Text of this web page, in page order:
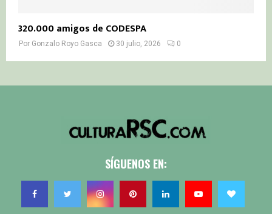
320.000 amigos de CODESPA
Por Gonzalo Royo Gasca 30 julio, 2026 0
SÍGUENOS EN: